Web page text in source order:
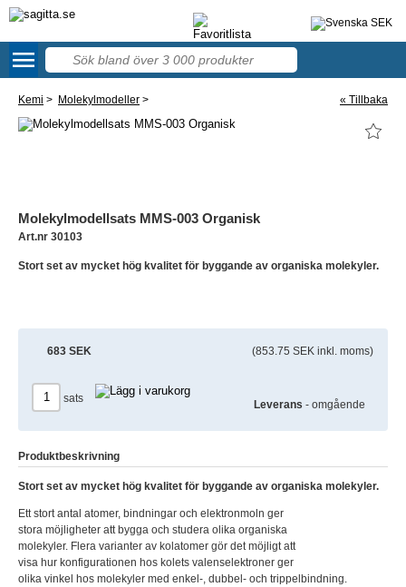
63
menu
Kemi > Molekylmodeller > « Tillbaka
Molekylmodellsats MMS-003 Organisk
Art.nr 30103
Stort set av mycket hög kvalitet för byggande av organiska molekyler.
683 SEK (853.75 SEK inkl. moms)
sats
Leverans - omgående
Produktbeskrivning
Stort set av mycket hög kvalitet för byggande av organiska molekyler.
Ett stort antal atomer, bindningar och elektronmoln ger
stora möjligheter att bygga och studera olika organiska
molekyler. Flera varianter av kolatomer gör det möjligt att
visa hur konfigurationen hos kolets valenselektroner ger
olika vinkel hos molekyler med enkel-, dubbel- och trippelbindning.